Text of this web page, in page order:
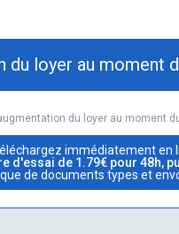
loyer au moment
du loyer au moment
immédiatement en
d'essai de 1.79€ pour 48h,
de documents types et